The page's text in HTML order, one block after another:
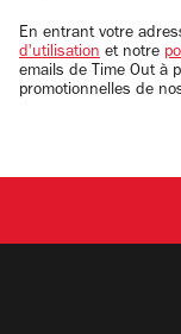
email
En entrant votre
d'utilisation et notre
emails de Time Out à
promotionnelles de